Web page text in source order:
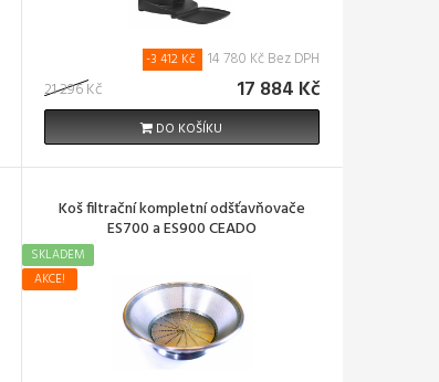
21 296 Kč
-3 412 Kč 14 780 Kč Bez DPH
17 884 Kč
DO KOŠÍKU
Koš filtrační kompletní odšťavňovače
ES700 a ES900 CEADO
AKCE!
SKLADEM